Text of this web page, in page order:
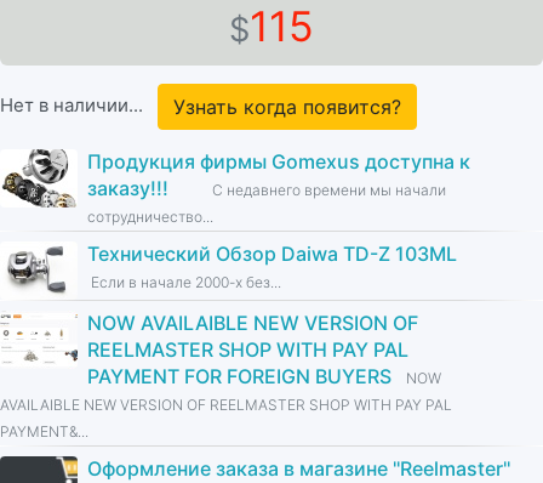
$115
Нет в наличии... Узнать когда появится?
Продукция фирмы Gomexus доступна к
заказу!!!
С недавнего времени мы начали
сотрудничество...
Технический Обзор Daiwa TD-Z 103ML
Если в начале 2000-х без...
NOW AVAILAIBLE NEW VERSION OF
REELMASTER SHOP WITH PAY PAL
PAYMENT FOR FOREIGN BUYERS
NOW
AVAILAIBLE NEW VERSION OF REELMASTER SHOP WITH PAY PAL
PAYMENT&...
Оформление заказа в магазине ''Reelmaster''